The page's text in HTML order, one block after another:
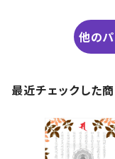
他の
最近チェックした